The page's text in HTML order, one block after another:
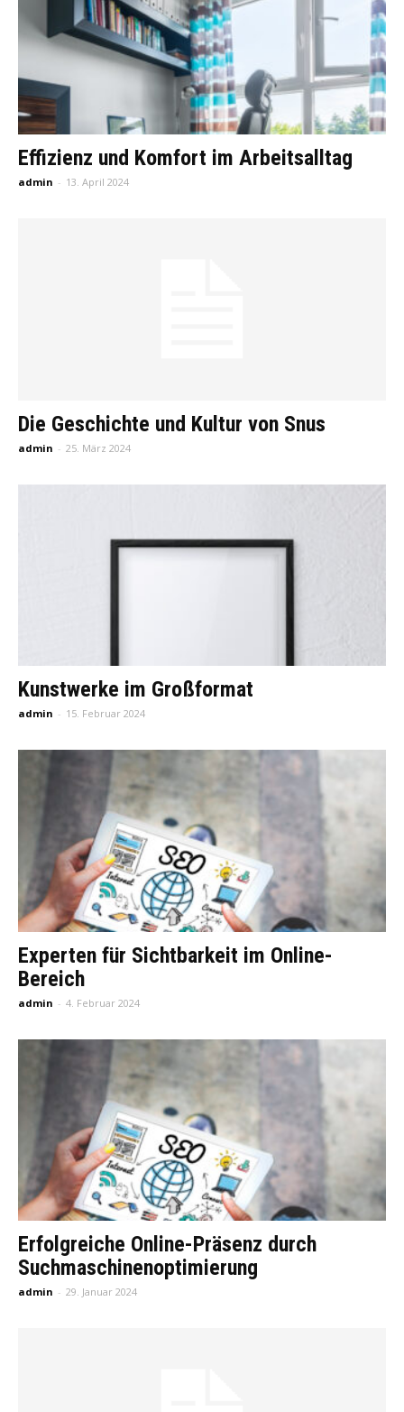
Effizienz und Komfort im Arbeitsalltag
admin - 13. April 2024
Die Geschichte und Kultur von Snus
admin - 25. März 2024
Kunstwerke im Großformat
admin - 15. Februar 2024
Experten für Sichtbarkeit im Online-
Bereich
admin - 4. Februar 2024
Erfolgreiche Online-Präsenz durch
Suchmaschinenoptimierung
admin - 29. Januar 2024